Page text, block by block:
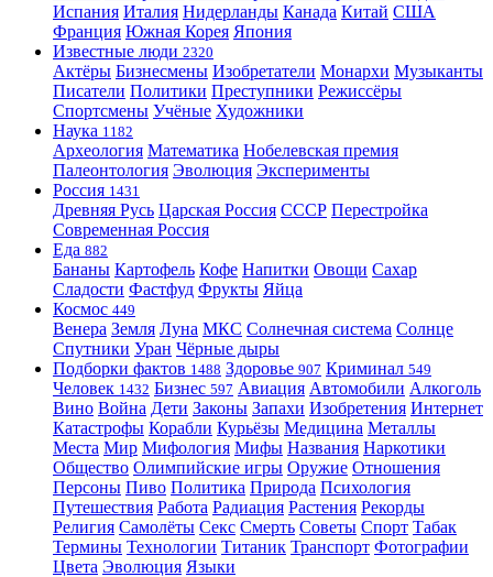
Испания Италия Нидерланды Канада Китай США
Франция Южная Корея Япония
Известные люди 2320
Актёры Бизнесмены Изобретатели Монархи Музыканты
Писатели Политики Преступники Режиссёры
Спортсмены Учёные Художники
Наука 1182
Археология Математика Нобелевская премия
Палеонтология Эволюция Эксперименты
Россия 1431
Древняя Русь Царская Россия СССР Перестройка
Современная Россия
Еда 882
Бананы Картофель Кофе Напитки Овощи Сахар
Сладости Фастфуд Фрукты Яйца
Космос 449
Венера Земля Луна МКС Солнечная система Солнце
Спутники Уран Чёрные дыры
Подборки фактов 1488 Здоровье 907 Криминал 549
Человек 1432 Бизнес 597 Авиация Автомобили Алкоголь
Вино Война Дети Законы Запахи Изобретения Интернет
Катастрофы Корабли Курьёзы Медицина Металлы
Места Мир Мифология Мифы Названия Наркотики
Общество Олимпийские игры Оружие Отношения
Персоны Пиво Политика Природа Психология
Путешествия Работа Радиация Растения Рекорды
Религия Самолёты Секс Смерть Советы Спорт Табак
Термины Технологии Титаник Транспорт Фотографии
Цвета Эволюция Языки